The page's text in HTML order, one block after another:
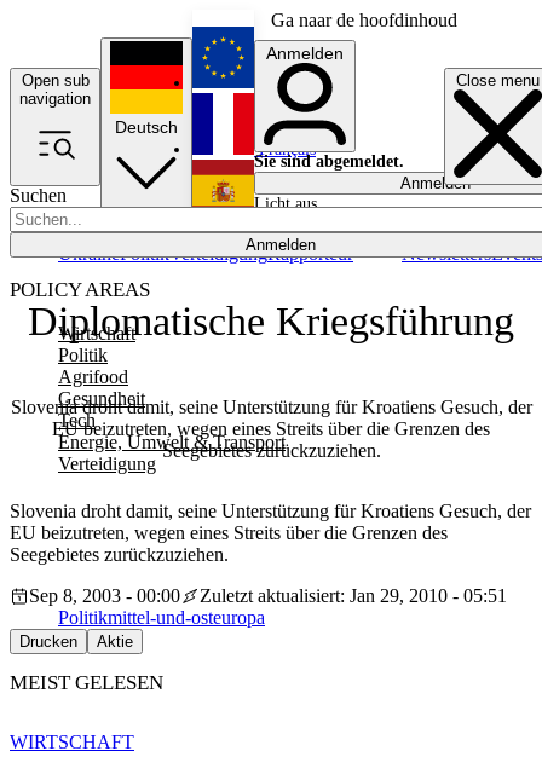
Ga naar de hoofdinhoud
Open sub
navigation
Close menu
Suchen
Anmelden
POLICY AREAS
Wirtschaft
Politik
Agrifood
Gesundheit
Tech
Energie, Umwelt & Transport
Verteidigung
UkrainePolitikVerteidigungRapporteur NewslettersEvents
Deutsch
English
Français
Anmelden
Sie sind abgemeldet.
Anmelden
Licht aus
Diplomatische Kriegsführung
Slovenia droht damit, seine Unterstützung für Kroatiens Gesuch, der
EU beizutreten, wegen eines Streits über die Grenzen des
Seegebietes zurückzuziehen.
Slovenia droht damit, seine Unterstützung für Kroatiens Gesuch, der
EU beizutreten, wegen eines Streits über die Grenzen des
Seegebietes zurückzuziehen.
Sep 8, 2003 - 00:00
Zuletzt aktualisiert: Jan 29, 2010 - 05:51
Politikmittel-und-osteuropa
Drucken Aktie
MEIST GELESEN
WIRTSCHAFT